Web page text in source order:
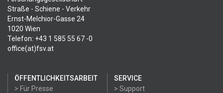
Straße - Schiene - Verkehr
Ernst-Melchior-Gasse 24
1020 Wien
Telefon: +43 1 585 55 67 -0
office(at)fsv.at
ÖFFENTLICHKEITSARBEIT
> Für Presse
SERVICE
> Support